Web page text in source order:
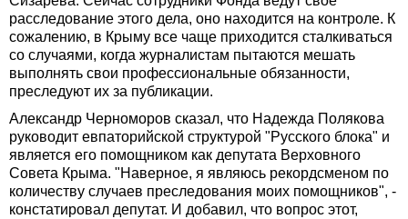
расследование этого дела, оно находится на контроле. К
сожалению, в Крыму все чаще приходится сталкиваться
со случаями, когда журналистам пытаются мешать
выполнять свои профессиональные обязанности,
преследуют их за публикации.
Александр Черноморов сказал, что Надежда Полякова
руководит евпаторийской структурой "Русского блока" и
является его помощником как депутата Верховного
Совета Крыма. "Наверное, я являюсь рекордсменом по
количеству случаев преследования моих помощников", -
констатировал депутат. И добавил, что вопрос этот,